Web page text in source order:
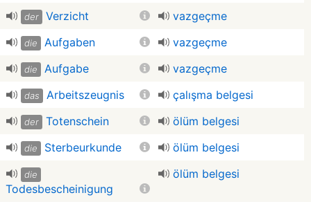
der Verzicht vazgeçme
die Aufgaben vazgeçme
die Aufgabe vazgeçme
das Arbeitszeugnis çalışma belgesi
der Totenschein ölüm belgesi
die Sterbeurkunde ölüm belgesi
die
Todesbescheinigung
ölüm belgesi